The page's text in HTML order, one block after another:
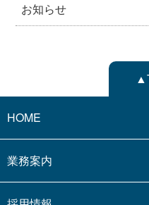
お知らせ
HOME
業務案内